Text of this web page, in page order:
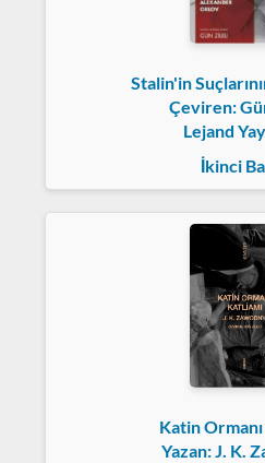
Stalin'in
Çeviren:
Lejand
İkinci
Katin
Yazan: J. K.